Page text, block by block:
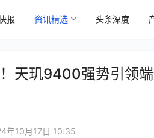
报 资讯精选 头条深度
天玑9400强势引领
年10月17日 10:35